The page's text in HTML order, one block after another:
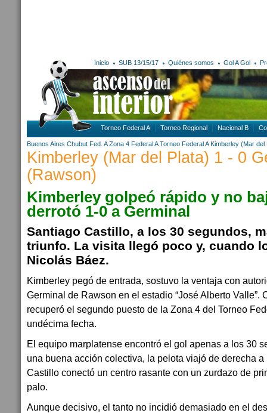
Inicio SUB 13/15/17 Quiénes somos Gol A Gol
Torneo Federal A Torneo Regional Nacional B
Buenos Aires Chubut Fed. A Zona 4 Federal A Torneo Federal A Kimberley (Mar del
Kimberley (Mar del Plata) 1 - 0
(Rawson)
Kimberley golpeó rápido y no
derrotó 1-0 a Germinal
Santiago Castillo, a los 30 segundos,
triunfo. La visita llegó poco y, cuando
Nicolás Báez.
Kimberley pegó de entrada, sostuvo la ventaja con
Germinal de Rawson en el estadio “José Alberto Valle”.
recuperó el segundo puesto de la Zona 4 del Torneo
undécima fecha.
El equipo marplatense encontró el gol apenas a los 30
una buena acción colectiva, la pelota viajó de derecha
Castillo conectó un centro rasante con un zurdazo de
palo.
Aunque decisivo, el tanto no incidió demasiado en el